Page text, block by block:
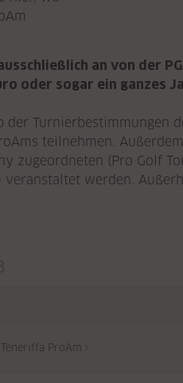
an von der
oder sogar ein ganzes
Turnierbestimmungen
teilnehmen.
zugeordneten (Pro Golf
veranstaltet werden.
ProAm